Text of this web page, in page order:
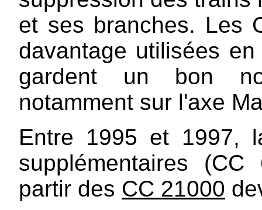
et ses branches. Les
davantage utilisées
gardent un bon
notamment sur l'axe
Entre 1995 et 1997,
supplémentaires
partir des CC 21000